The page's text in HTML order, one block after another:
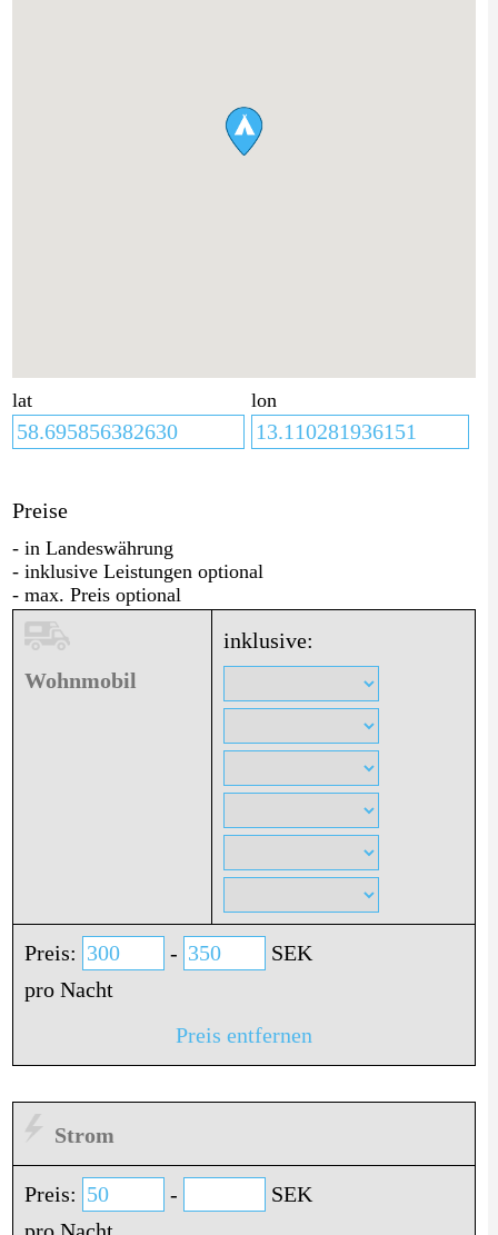
lat lon
Preise
- in Landeswährung
- inklusive Leistungen optional
- max. Preis optional
Wohnmobil
inklusive:
Preis: -
SEK
pro Nacht
Preis entfernen
Strom
Preis: -
SEK